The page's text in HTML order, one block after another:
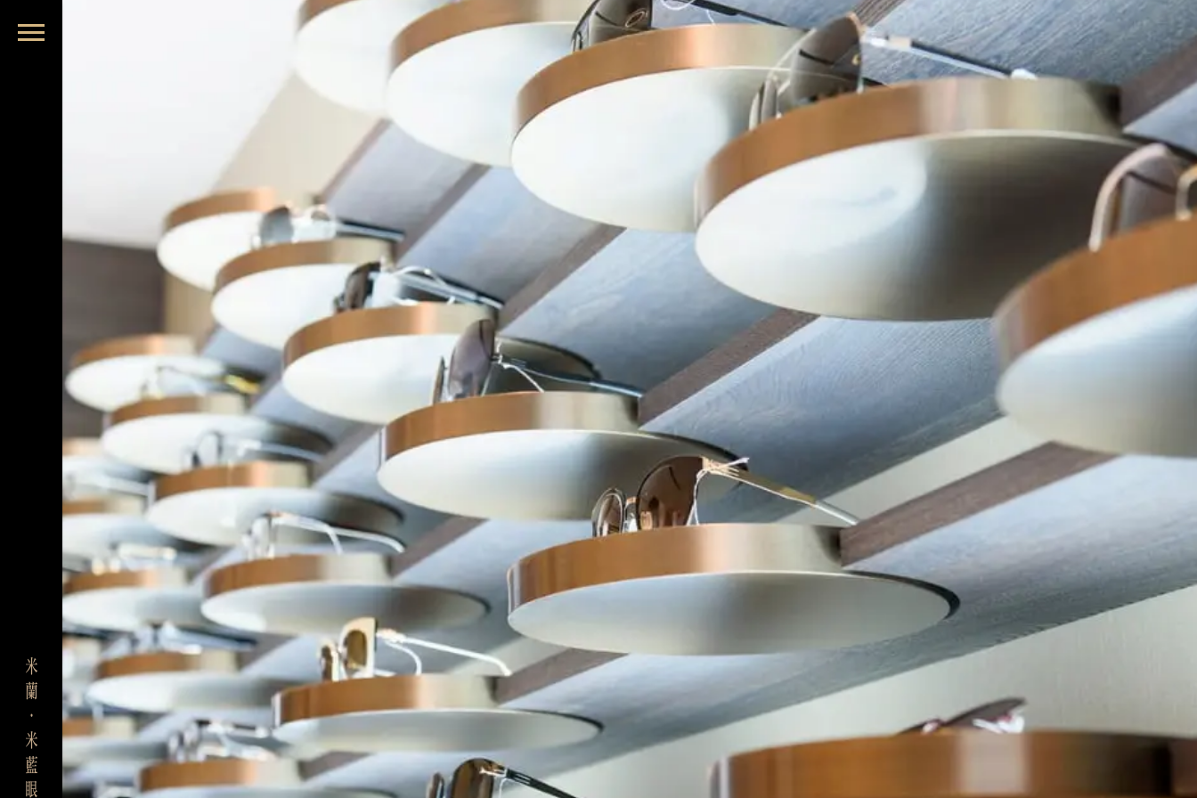
品牌眼鏡、精品墨鏡、名牌太陽眼鏡盡在台北、台中米蘭．米藍眼鏡精品